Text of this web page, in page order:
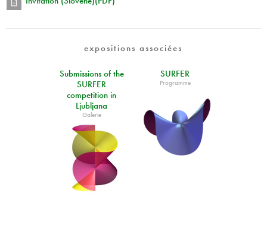
expositions associées
Submissions of the
SURFER
competition in
Ljubljana
Galerie
SURFER
Programme